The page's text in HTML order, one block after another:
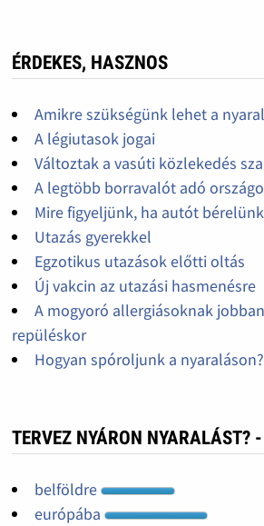
ÉRDEKES, HASZNOS
Amikre szükségünk lehet a
A légiutasok jogai
Változtak a vasúti közlekedés
A legtöbb borravalót adó
Mire figyeljünk, ha autót
Utazás gyerekkel
Egzotikus utazások előtti oltás
Új vakcin az utazási hasmenésre
A mogyoró allergiásoknak
repüléskor
Hogyan spóroljunk a nyaraláson?
TERVEZ NYÁRON NYARALÁST?
belföldre
európába